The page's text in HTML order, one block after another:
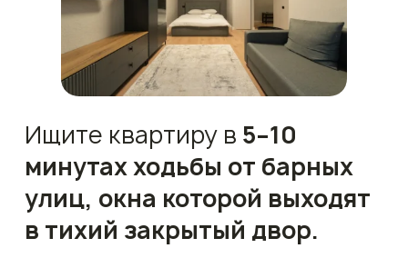
Ищите квартиру в 5–10
минутах ходьбы от барных
улиц, окна которой выходят
в тихий закрытый двор.